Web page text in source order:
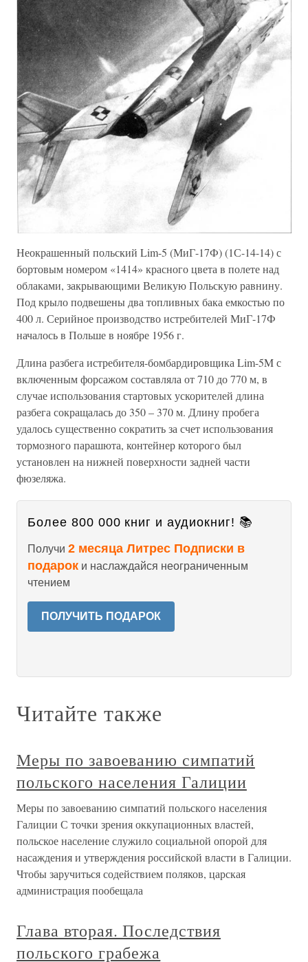
Неокрашенный польский Lim-5 (МиГ-17Ф) (1С-14-14) с
бортовым номером «1414» красного цвета в полете над
облаками, закрывающими Великую Польскую равнину.
Под крыло подвешены два топливных бака емкостью по
400 л. Серийное производство истребителей МиГ-17Ф
началось в Польше в ноябре 1956 г.
Длина разбега истребителя-бомбардировщика Lim-5M с
включенным форсажом составляла от 710 до 770 м, в
случае использования стартовых ускорителей длина
разбега сокращалась до 350 – 370 м. Длину пробега
удалось существенно сократить за счет использования
тормозного парашюта, контейнер которого был
установлен на нижней поверхности задней части
фюзеляжа.
Более 800 000 книг и аудиокниг! 📚
Получи 2 месяца Литрес Подписки в
подарок и наслаждайся неограниченным
чтением
ПОЛУЧИТЬ ПОДАРОК
Читайте также
Меры по завоеванию симпатий
польского населения Галиции
Меры по завоеванию симпатий польского населения
Галиции С точки зрения оккупационных властей,
польское население служило социальной опорой для
насаждения и утверждения российской власти в Галиции.
Чтобы заручиться содействием поляков, царская
администрация пообещала
Глава вторая. Последствия
польского грабежа